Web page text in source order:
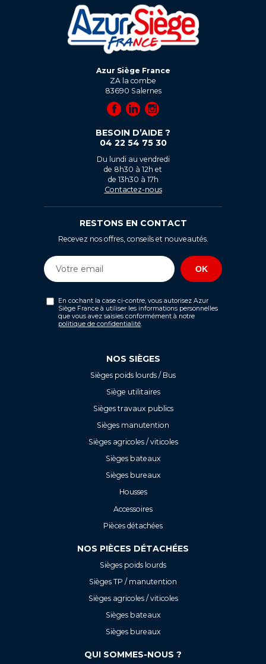
Azur Siège France
ZA la combe
83690 Salernes
BESOIN D’AIDE ?
04 22 54 75 30
Du lundi au vendredi
de 8h30 à 12h et
de 13h30 à 17h
Contactez-nous
RESTONS EN CONTACT
Recevez nos offres, conseils et nouveautés.
En cochant la case ci-contre, vous autorisez Azur
Siège France à utiliser les informations personnelles
que vous avez saisies conformément à notre
politique de confidentialité
NOS SIÈGES
Sièges poids lourds / Bus
Siège utilitaires
Sièges travaux publics
Sièges manutention
Sièges agricoles / viticoles
Sièges bateaux
Sièges bureaux
Housses
Accessoires
Pièces détachées
NOS PIÈCES DÉTACHÉES
Sièges poids lourds
Sièges TP / manutention
Sièges agricoles / viticoles
Sièges bateaux
Sièges bureaux
QUI SOMMES-NOUS ?